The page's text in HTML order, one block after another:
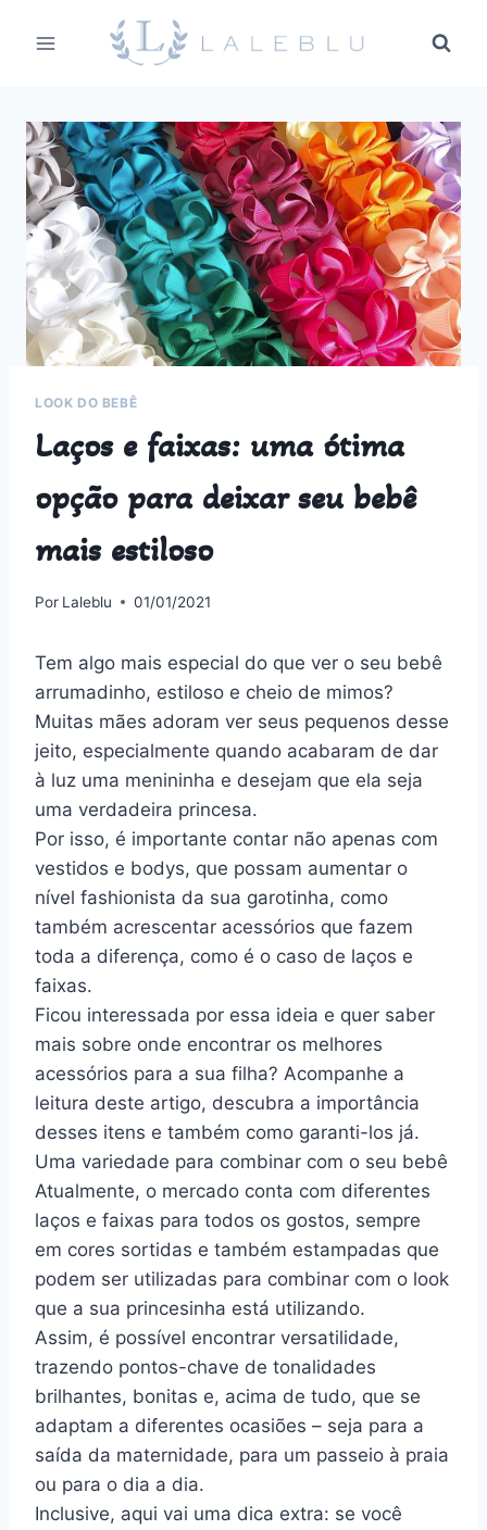
para
LOOK DO BEBÊ
Laços e faixas: uma ótima
opção para deixar seu bebê
mais estiloso
Por Laleblu 01/01/2021
Tem algo mais especial do que ver o seu bebê
arrumadinho, estiloso e cheio de mimos?
Muitas mães adoram ver seus pequenos desse
jeito, especialmente quando acabaram de dar
à luz uma menininha e desejam que ela seja
uma verdadeira princesa.
Por isso, é importante contar não apenas com
vestidos e bodys, que possam aumentar o
nível fashionista da sua garotinha, como
também acrescentar acessórios que fazem
toda a diferença, como é o caso de laços e
faixas.
Ficou interessada por essa ideia e quer saber
mais sobre onde encontrar os melhores
acessórios para a sua filha? Acompanhe a
leitura deste artigo, descubra a importância
desses itens e também como garanti-los já.
Uma variedade para combinar com o seu bebê
Atualmente, o mercado conta com diferentes
laços e faixas para todos os gostos, sempre
em cores sortidas e também estampadas que
podem ser utilizadas para combinar com o look
que a sua princesinha está utilizando.
Assim, é possível encontrar versatilidade,
trazendo pontos-chave de tonalidades
brilhantes, bonitas e, acima de tudo, que se
adaptam a diferentes ocasiões – seja para a
saída da maternidade, para um passeio à praia
ou para o dia a dia.
Inclusive, aqui vai uma dica extra: se você